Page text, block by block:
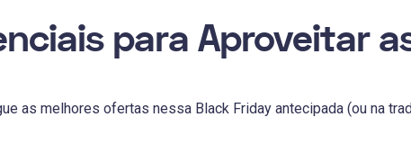
para Aproveitar
as melhores ofertas nessa Black Friday antecipada (ou na